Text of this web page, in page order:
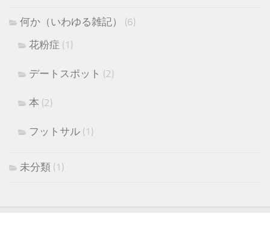
何か（いわゆる雑記）
(6)
花粉症 (1)
デートスポット (2)
本 (2)
フットサル (1)
未分類 (1)